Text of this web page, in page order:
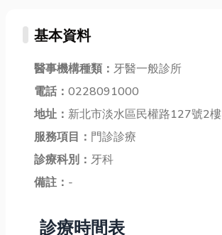
基本資料
醫事機構種類： 牙醫一般診所
電話： 0228091000
地址： 新北市淡水區民權路127號2樓
服務項目： 門診診療
診療科別： 牙科
備註： -
診療時間表